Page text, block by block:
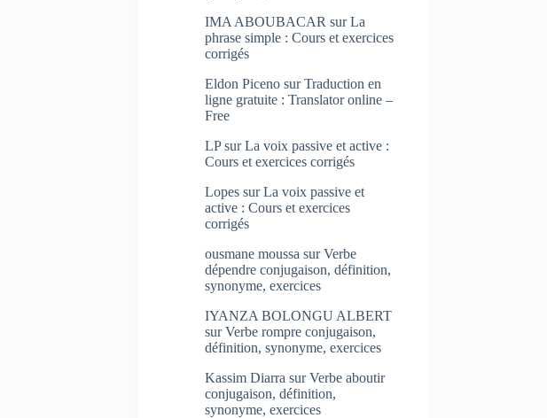
IMA ABOUBACAR surLa
phrase simple : Cours et exercices
corrigés
Eldon Piceno surTraduction en
ligne gratuite : Translator online –
Free
LPsurLa voix passive et active :
Cours et exercices corrigés
Lopes surLa voix passive et
active : Cours et exercices
corrigés
ousmane moussa surVerbe
dépendre conjugaison, définition,
synonyme, exercices
IYANZA BOLONGU ALBERT
surVerbe rompre conjugaison,
définition, synonyme, exercices
Kassim Diarra surVerbe aboutir
conjugaison, définition,
synonyme, exercices